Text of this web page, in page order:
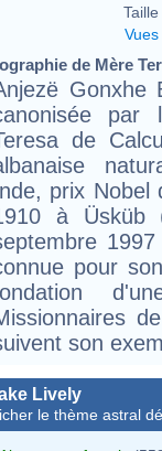
Taille
Vues
de Mère
Gonxhe
par
de
prix Nobel
à Üsküb
pour
son
Lively
le thème astral